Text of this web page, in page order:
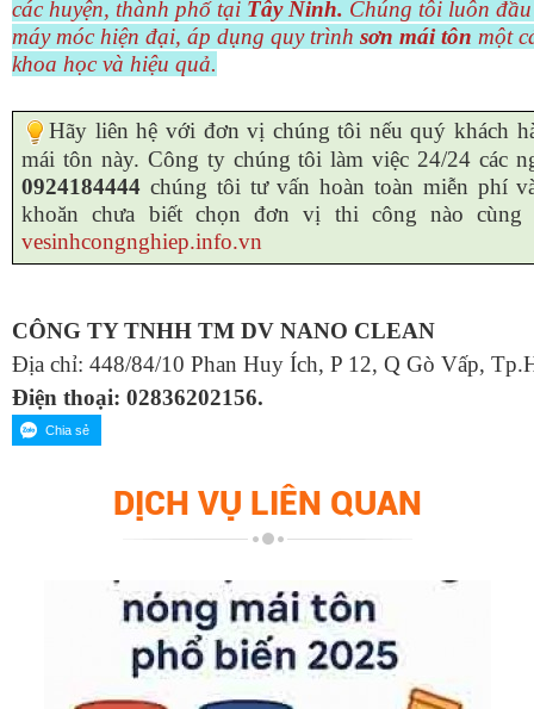
các huyện, thành phố tại Tây Ninh. Chúng tôi luôn
máy móc hiện đại, áp dụng quy trình sơn mái tôn một
khoa học và hiệu quả.
Hãy liên hệ với đơn vị chúng tôi nếu quý khách
mái tôn này. Công ty chúng tôi làm việc 24/24 các
0924184444 chúng tôi tư vấn hoàn toàn miễn phí
khoăn chưa biết chọn đơn vị thi công nào cùng
vesinhcongnghiep.info.vn
CÔNG TY TNHH TM DV NANO CLEAN
Địa chỉ: 448/84/10 Phan Huy Ích, P 12, Q Gò Vấp,
Điện thoại: 02836202156.
DỊCH VỤ LIÊN QUAN